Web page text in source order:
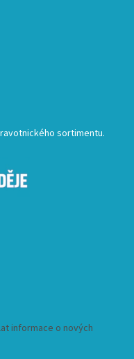
sortimentu.
informace o nových